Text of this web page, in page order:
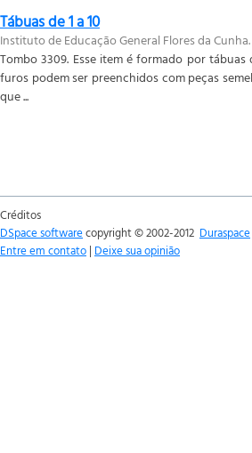
Tábuas de 1 a 10
Instituto de Educação General Flores da
Tombo 3309. Esse item é formado por
furos podem ser preenchidos com peças
que ...
Créditos
DSpace softwarecopyright © 2002-2012 Duraspace
Entre em contato | Deixe sua opinião